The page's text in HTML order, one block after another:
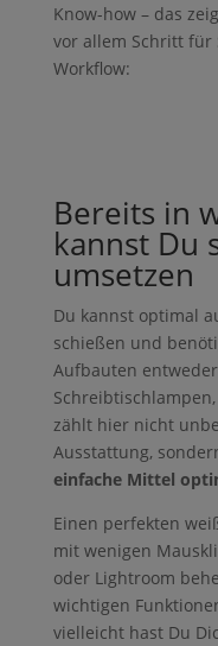
Know-how – das
vor allem Schritt für
Workflow:
Bereits in
kannst Du
umsetzen
Du kannst optimal
schießen und
Aufbauten
zählt hier nicht
Ausstattung,
einfache Mittel
Einen perfekten
mit wenigen
oder Lightroom
wichtigen
vielleicht hast Du